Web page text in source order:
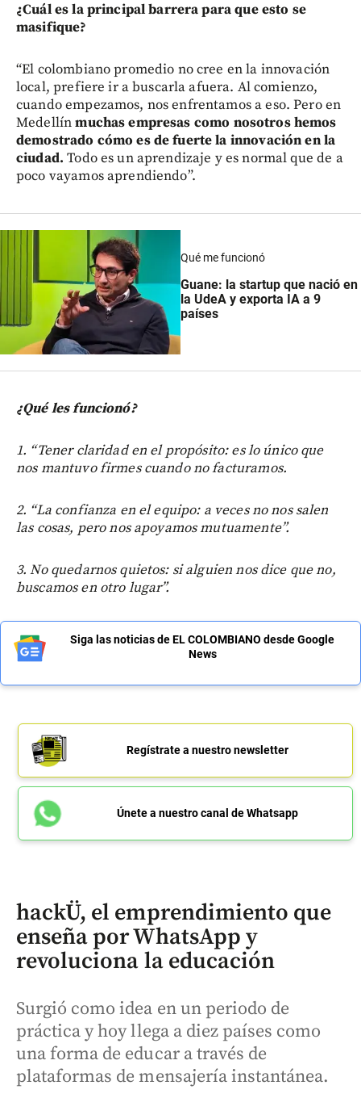
¿Cuál es la principal barrera para que esto se
masifique?
“El colombiano promedio no cree en la innovación
local, prefiere ir a buscarla afuera. Al comienzo,
cuando empezamos, nos enfrentamos a eso. Pero en
Medellínmuchas empresas como nosotros hemos
demostrado cómo es de fuerte la innovación en la
ciudad.Todo es un aprendizaje y es normal que de a
poco vayamos aprendiendo”.
Qué me funcionó
Guane: la startup que nació en
la UdeA y exporta IA a 9
países
¿Qué les funcionó?
1. “Tener claridad en el propósito: es lo único que
nos mantuvo firmes cuando no facturamos.
2. “La confianza en el equipo: a veces no nos salen
las cosas, pero nos apoyamos mutuamente”.
3. No quedarnos quietos: si alguien nos dice que no,
buscamos en otro lugar”.
Siga las noticias de EL COLOMBIANO desde Google
News
Regístrate a nuestro newsletter
Únete a nuestro canal de Whatsapp
hackÜ, el emprendimiento que
enseña por WhatsApp y
revoluciona la educación
Surgió como idea en un periodo de
práctica y hoy llega a diez países como
una forma de educar a través de
plataformas de mensajería instantánea.